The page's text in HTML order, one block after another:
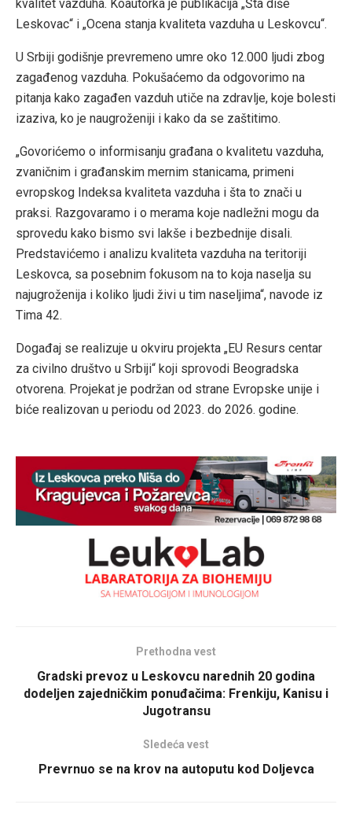
kvalitet vazduha. Koautorka je publikacija „Šta diše
Leskovac“ i „Ocena stanja kvaliteta vazduha u Leskovcu“.
U Srbiji godišnje prevremeno umre oko 12.000 ljudi zbog
zagađenog vazduha. Pokušaćemo da odgovorimo na
pitanja kako zagađen vazduh utiče na zdravlje, koje bolesti
izaziva, ko je naugroženiji i kako da se zaštitimo.
„Govorićemo o informisanju građana o kvalitetu vazduha,
zvaničnim i građanskim mernim stanicama, primeni
evropskog Indeksa kvaliteta vazduha i šta to znači u
praksi. Razgovaramo i o merama koje nadležni mogu da
sprovedu kako bismo svi lakše i bezbednije disali.
Predstavićemo i analizu kvaliteta vazduha na teritoriji
Leskovca, sa posebnim fokusom na to koja naselja su
najugroženija i koliko ljudi živi u tim naseljima“, navode iz
Tima 42.
Događaj se realizuje u okviru projekta „EU Resurs centar
za civilno društvo u Srbiji“ koji sprovodi Beogradska
otvorena. Projekat je podržan od strane Evropske unije i
biće realizovan u periodu od 2023. do 2026. godine.
Prethodna vest
Gradski prevoz u Leskovcu narednih 20 godina
dodeljen zajedničkim ponuđačima: Frenkiju, Kanisu i
Jugotransu
Sledeća vest
Prevrnuo se na krov na autoputu kod Doljevca